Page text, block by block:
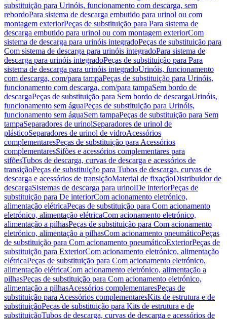
substituição para Urinóis, funcionamento com descarga, sem
rebordoPara sistema de descarga embutido para urinol ou com
montagem exteriorPeças de substituição para Para sistema de
descarga embutido para urinol ou com montagem exteriorCom
sistema de descarga para urinóis integradoPeças de substituição para
Com sistema de descarga para urinóis integradoPara sistema de
descarga para urinóis integradoPeças de substituição para Para
sistema de descarga para urinóis integradoUrinóis, funcionamento
com descarga, com/para tampaPeças de substituição para Urinóis,
funcionamento com descarga, com/para tampaSem bordo de
descargaPeças de substituição para Sem bordo de descargaUrinóis,
funcionamento sem águaPeças de substituição para Urinóis,
funcionamento sem águaSem tampaPeças de substituição para Sem
tampaSeparadores de urinolSeparadores de urinol de
plásticoSeparadores de urinol de vidroAcessórios
complementaresPeças de substituição para Acessórios
complementaresSifões e acessórios complementares para
sifõesTubos de descarga, curvas de descarga e acessórios de
transiçãoPeças de substituição para Tubos de descarga, curvas de
descarga e acessórios de transiçãoMaterial de fixaçãoDistribuidor de
descargaSistemas de descarga para urinolDe interiorPeças de
substituição para De interiorCom acionamento eletrónico,
alimentação elétricaPeças de substituição para Com acionamento
eletrónico, alimentação elétricaCom acionamento eletrónico,
alimentação a pilhasPeças de substituição para Com acionamento
eletrónico, alimentação a pilhasCom acionamento pneumáticoPeças
de substituição para Com acionamento pneumáticoExteriorPeças de
substituição para ExteriorCom acionamento eletrónico, alimentação
elétricaPeças de substituição para Com acionamento eletrónico,
alimentação elétricaCom acionamento eletrónico, alimentação a
pilhasPeças de substituição para Com acionamento eletrónico,
alimentação a pilhasAcessórios complementaresPeças de
substituição para Acessórios complementaresKits de estrutura e de
substituiçãoPeças de substituição para Kits de estrutura e de
substituiçãoTubos de descarga, curvas de descarga e acessórios de